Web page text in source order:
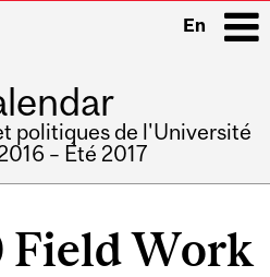
En
politiques de l'Université
– Été 2017
Field Work